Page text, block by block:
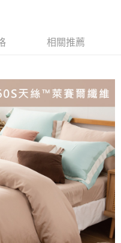
期」於每月結算日後寄送繳費提
條碼／台灣大直營門市／銀行轉
。
以下簡稱本公司）所提供，讓
務，並由商店將買賣／分期付款
帳單繳交帳款。
關係目的，商店將以您的個人
大哥大進項蒐集、處理及利用，
認、核對及更正。
https://oppay.tw/userRule
」的支付方式。 讓您購物簡單
結帳。
，將跳轉至「AFTEE先享後付」
可完成結帳。
。
訊中的連結，可透過四大超商／
為交易完成。
，但若您需要取消訂單，請聯絡
仍視為有效，需透過AFTEE先享
結帳頁面顯示為準，若有關於
疑問，請聯繫「AFTEE先享後付
support/home
費
相關推薦